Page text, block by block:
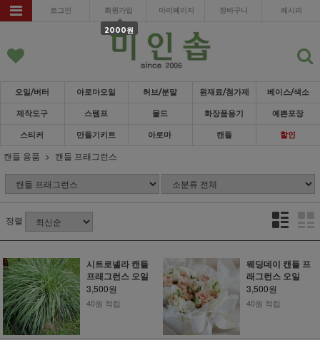
로그인 회원가입
2000원
마이페이지 장바구니 레시피
오일/버터 아로마오일 허브/분말 원재료/첨가제 베이스/색소
제작도구 스템프 몰드 화장품용기 예쁜포장
스티커 만들기키트 아로마 캔들 할인
캔들 용품 캔들 프래그런스
정렬
시트로넬라 캔들
프래그런스 오일
3,500원
40원 적립
웨딩데이 캔들 프
래그런스 오일
3,500원
40원 적립